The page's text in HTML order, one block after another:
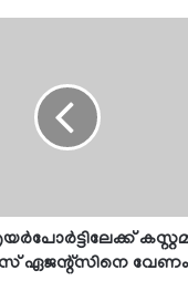
ഏജന്റ്സിനെ വേണം